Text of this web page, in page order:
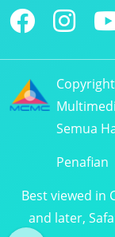
Semua
Penafian
Best viewed in
and later,